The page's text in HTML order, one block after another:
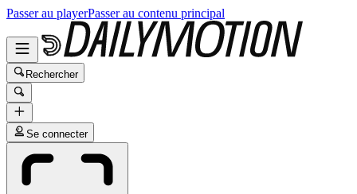
Passer au playerPasser au contenu principal
Rechercher
Se connecter